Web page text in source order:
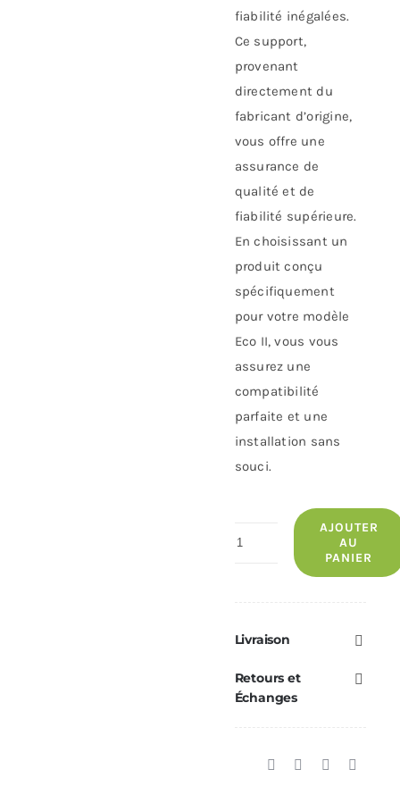
fiabilité inégalées.
Ce support,
provenant
directement du
fabricant d’origine,
vous offre une
assurance de
qualité et de
fiabilité supérieure.
En choisissant un
produit conçu
spécifiquement
pour votre modèle
Eco II, vous vous
assurez une
compatibilité
parfaite et une
installation sans
souci.
quantité
de
Eco
AJOUTER
AU
PANIER
Livraison
Retours et
Échanges